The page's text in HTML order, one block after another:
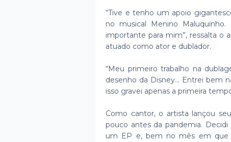
“Tive e tenho um apoio
no musical Menino
importante para mim”, ressalta o
atuado como ator e dublador.
“Meu primeiro trabalho na
desenho da Disney... Entrei bem
isso gravei apenas a primeira
Como cantor, o artista lançou
pouco antes da pandemia.
um EP e, bem no mês em que